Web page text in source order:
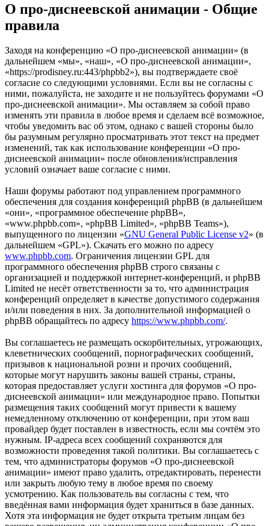
О про-диснеевской анимации - Общие
правила
Заходя на конференцию «О про-диснеевской анимации» (в
дальнейшем «мы», «наш», «О про-диснеевской анимации»,
«https://prodisney.ru:443/phpbb2»), вы подтверждаете своё
согласие со следующими условиями. Если вы не согласны с
ними, пожалуйста, не заходите и не пользуйтесь форумами «О
про-диснеевской анимации». Мы оставляем за собой право
изменять эти правила в любое время и сделаем всё возможное,
чтобы уведомить вас об этом, однако с вашей стороны было
бы разумным регулярно просматривать этот текст на предмет
изменений, так как использование конференции «О про-
диснеевской анимации» после обновления/исправления
условий означает ваше согласие с ними.
Наши форумы работают под управлением программного
обеспечения для создания конференций phpBB (в дальнейшем
«они», «программное обеспечение phpBB»,
«www.phpbb.com», «phpBB Limited», «phpBB Teams»),
выпущенного по лицензии «GNU General Public License v2» (в
дальнейшем «GPL»). Скачать его можно по адресу
www.phpbb.com. Ограничения лицензии GPL для
программного обеспечения phpBB строго связаны с
организацией и поддержкой интернет-конференций, и phpBB
Limited не несёт ответственности за то, что администрация
конференций определяет в качестве допустимого содержания
и/или поведения в них. За дополнительной информацией о
phpBB обращайтесь по адресу https://www.phpbb.com/.
Вы соглашаетесь не размещать оскорбительных, угрожающих,
клеветнических сообщений, порнографических сообщений,
призывов к национальной розни и прочих сообщений,
которые могут нарушить законы вашей страны, страны,
которая предоставляет услуги хостинга для форумов «О про-
диснеевской анимации» или международное право. Попытки
размещения таких сообщений могут привести к вашему
немедленному отключению от конференции, при этом ваш
провайдер будет поставлен в известность, если мы сочтём это
нужным. IP-адреса всех сообщений сохраняются для
возможности проведения такой политики. Вы соглашаетесь с
тем, что администраторы форумов «О про-диснеевской
анимации» имеют право удалить, отредактировать, перенести
или закрыть любую тему в любое время по своему
усмотрению. Как пользователь вы согласны с тем, что
введённая вами информация будет храниться в базе данных.
Хотя эта информация не будет открыта третьим лицам без